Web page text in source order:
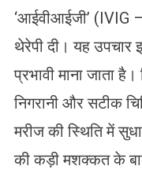
‘आईवीआईजी’
थेरेपी दी। यह उपचार
प्रभावी माना जाता
निगरानी और सटीक
मरीज की स्थिति में
की कड़ी मशक्कत के